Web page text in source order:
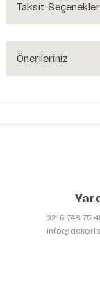
Ürün
Taksit
Önerileriniz
yetersiz gördüğünüz
Görüş ve önerileriniz
Ürün resmi
Ürün bilgilerinde
0216 748 75